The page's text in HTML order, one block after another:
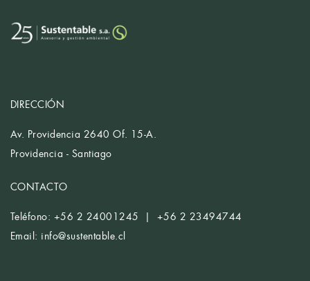
DIRECCIÓN
Av. Providencia 2640 Of. 15-A.
Providencia - Santiago
CONTACTO
Teléfono: +56 2 24001245 | +56 2 23494744
Email: info@sustentable.cl